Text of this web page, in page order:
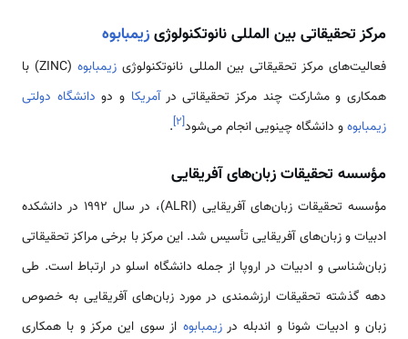
مرکز تحقیقاتی بین المللی نانوتکنولوژیزیمبابوه
فعالیت‌های مرکز تحقیقاتی بین المللی نانوتکنولوژی زیمبابوه
(ZINC) با
همکاری و مشارکت چند مرکز تحقیقاتی درآمریکا و دو دانشگاه دولتی
زیمبابوهو دانشگاه چینویی انجام می‌شود[۲]
.
مؤسسه تحقیقات زبان‌های آفریقایی
مؤسسه تحقیقات زبان‌های آفریقایی (ALRI)، در سال 1992 در دانشکده
ادبیات و زبان‌های آفریقایی تأسیس شد. این مرکز با برخی مراکز تحقیقاتی
زبان‌شناسی و ادبیات در اروپا از جمله دانشگاه اسلو در ارتباط است. طی
دهه گذشته تحقیقات ارزشمندی در مورد زبان‌های آفریقایی به خصوص
زبان و ادبیات شونا و اندبله درزیمبابوه از سوی این مرکز و با همکاری